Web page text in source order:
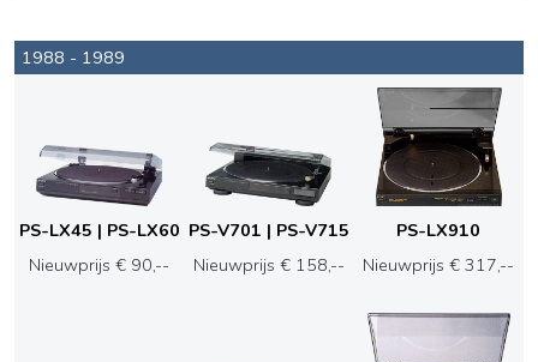
1988 - 1989
PS-LX45 | PS-LX60
Nieuwprijs € 90,--
PS-V701 | PS-V715
Nieuwprijs € 158,--
PS-LX910
Nieuwprijs € 317,--